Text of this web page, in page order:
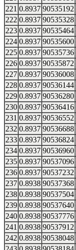
221 0.8937 90535192
222 0.8937 90535328
223 0.8937 90535464
224 0.8937 90535600
225 0.8937 90535736
226 0.8937 90535872
227 0.8937 90536008
228 0.8937 90536144
229 0.8937 90536280
230 0.8937 90536416
231 0.8937 90536552
232 0.8937 90536688
233 0.8937 90536824
234 0.8937 90536960
235 0.8937 90537096
236 0.8937 90537232
237 0.8938 90537368
238 0.8938 90537504
239 0.8938 90537640
240 0.8938 90537776
241 0.8938 90537912
242 0.8938 90538048